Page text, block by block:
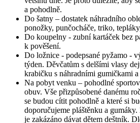
a pohodlně.
Do šatny – dostatek náhradního
ponožky, punčocháče, triko,
Do koupelny - zubní kartáček bez
k pověšení.
Do ložnice - podepsané pyžamo -
týden. Děvčatům s delšími vlasy
krabičku s náhradními gumičkami a
Na pobyt venku – pohodlné
obuv. Vše přizpůsobené danému
se budou cítit pohodlně a které si
doporučujeme pláštěnku a
je zakázáno dávat dětem deštník.